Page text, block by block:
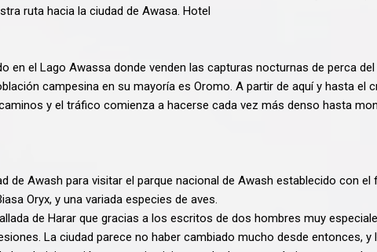
ruta hacia la ciudad de Awasa. Hotel
en el Lago Awassa donde venden las capturas nocturnas de perca
campesina en su mayoría es Oromo. A partir de aquí y hasta el
y el tráfico comienza a hacerse cada vez más denso hasta
de Awash para visitar el parque nacional de Awash establecido con el
Oryx, y una variada especies de aves.
de Harar que gracias a los escritos de dos hombres muy
La ciudad parece no haber cambiado mucho desde entonces, y